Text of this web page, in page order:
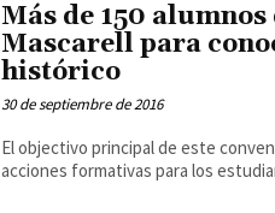
Más de 150
Mascarell para
histórico
30 de septiembre de 2016
El objectivo principal de este
acciones formativas para los